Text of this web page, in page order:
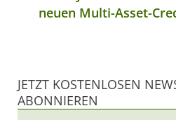
neuen Multi-Asset-
JETZT KOSTENLOSEN
ABONNIEREN